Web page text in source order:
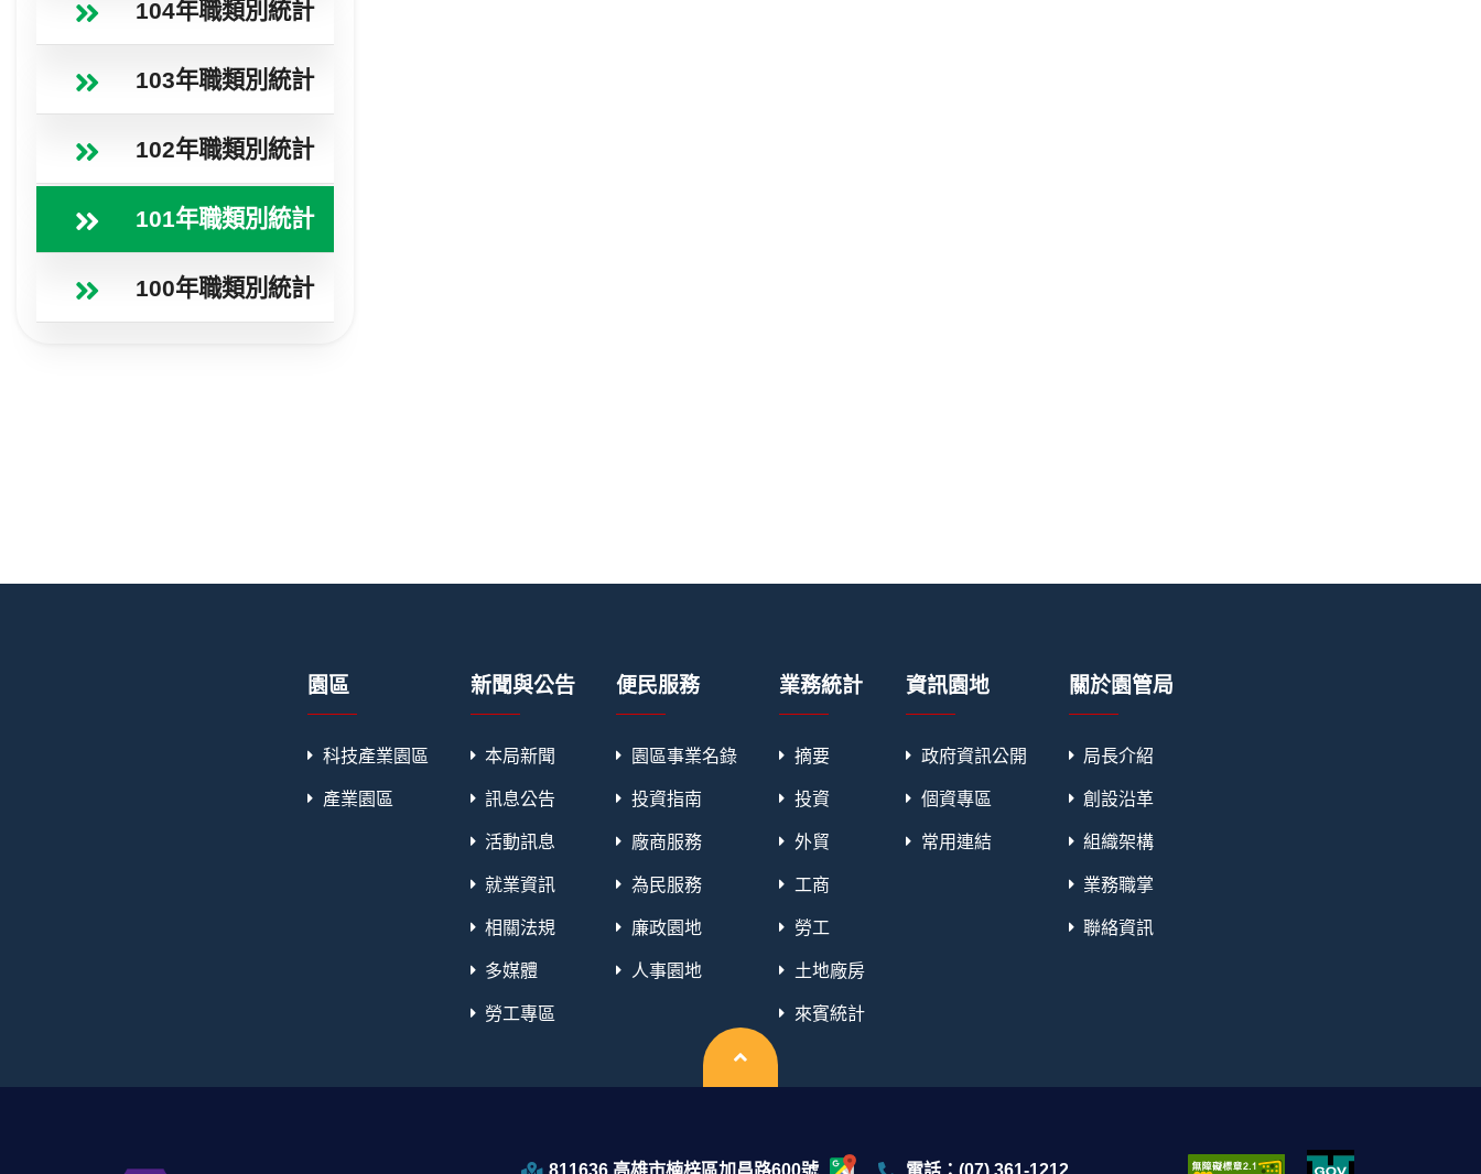
104年職類別統計
103年職類別統計
102年職類別統計
101年職類別統計
100年職類別統計
園區
科技產業園區
產業園區
新聞與公告
本局新聞
訊息公告
活動訊息
就業資訊
相關法規
多媒體
勞工專區
便民服務
園區事業名錄
投資指南
廠商服務
為民服務
廉政園地
人事園地
業務統計
摘要
投資
外貿
工商
勞工
土地廠房
來賓統計
資訊園地
政府資訊公開
個資專區
常用連結
關於園管局
局長介紹
創設沿革
組織架構
業務職掌
聯絡資訊
811636 高雄市楠梓區加昌路600號 電話：(07) 361-1212